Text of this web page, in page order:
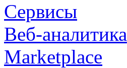
Сервисы
Веб-аналитика
Marketplace